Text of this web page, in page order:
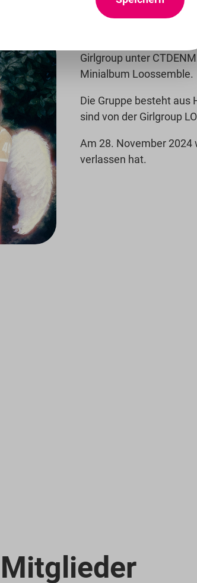
Loossemble (루셈블/
Girlgroup unter
Minialbum Loossemble.
Die Gruppe besteht aus
sind von der Girlgroup
Am 28. November 2024
verlassen hat.
Mitglieder